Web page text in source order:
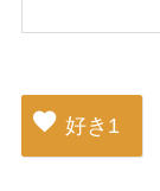
好き 1